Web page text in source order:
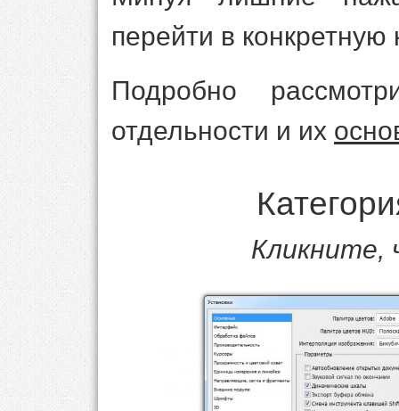
перейти в конкретную
Подробно
отдельности и их
Кликните,